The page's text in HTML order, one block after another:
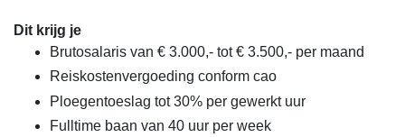
Dit krijg je
Brutosalaris van € 3.000,- tot € 3.500,- per maand
Reiskostenvergoeding conform cao
Ploegentoeslag tot 30% per gewerkt uur
Fulltime baan van 40 uur per week